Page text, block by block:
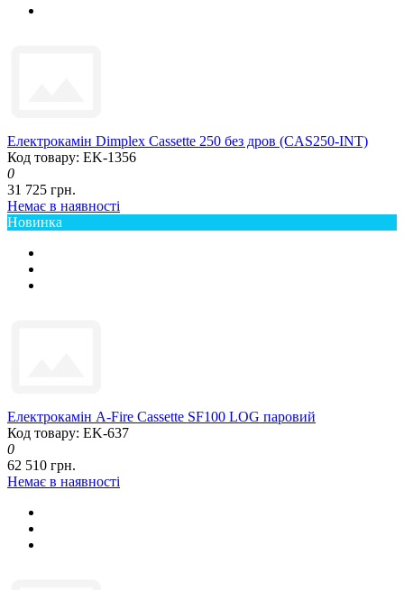
Електрокамін Dimplex Cassette 250 без дров (CAS250-INT)
Код товару: EK-1356
0
31 725 грн.
Немає в наявності
Новинка
Електрокамін A-Fire Cassette SF100 LOG паровий
Код товару: EK-637
0
62 510 грн.
Немає в наявності